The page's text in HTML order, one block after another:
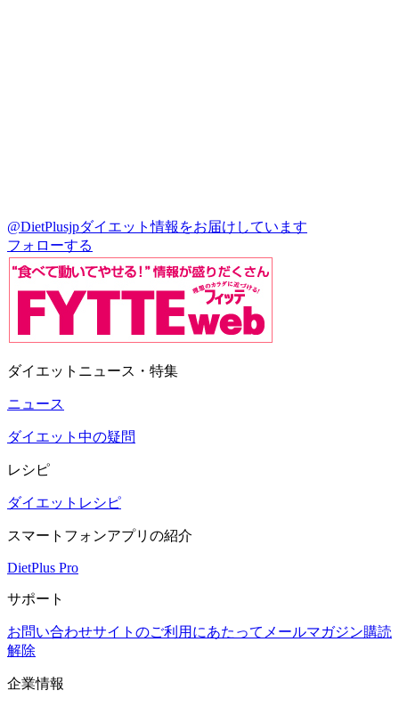
@DietPlusjpダイエット情報をお届けしています
フォローする
ダイエットニュース・特集
ニュース
ダイエット中の疑問
レシピ
ダイエットレシピ
スマートフォンアプリの紹介
DietPlus Pro
サポート
お問い合わせサイトのご利用にあたって メールマガジン購読
解除
企業情報